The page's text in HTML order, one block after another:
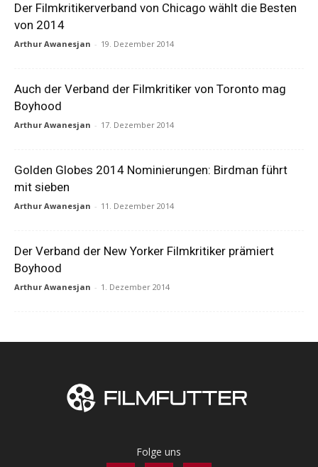
Der Filmkritikerverband von Chicago wählt die Besten
von 2014
Arthur Awanesjan - 19. Dezember 2014
Auch der Verband der Filmkritiker von Toronto mag
Boyhood
Arthur Awanesjan - 17. Dezember 2014
Golden Globes 2014 Nominierungen: Birdman führt
mit sieben
Arthur Awanesjan - 11. Dezember 2014
Der Verband der New Yorker Filmkritiker prämiert
Boyhood
Arthur Awanesjan - 1. Dezember 2014
Folge uns